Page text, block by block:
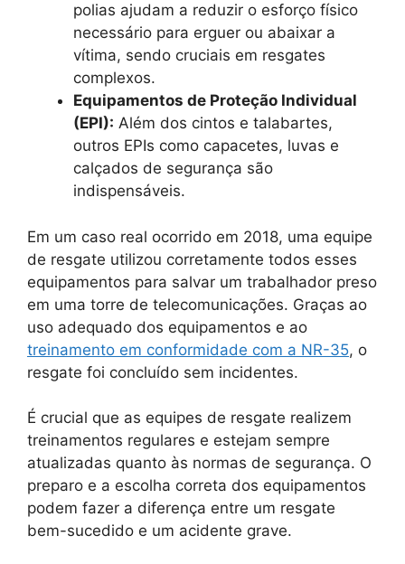
polias ajudam a reduzir o esforço físico
necessário para erguer ou abaixar a
vítima, sendo cruciais em resgates
complexos.
Equipamentos de Proteção Individual
(EPI): Além dos cintos e talabartes,
outros EPIs como capacetes, luvas e
calçados de segurança são
indispensáveis.
Em um caso real ocorrido em 2018, uma equipe
de resgate utilizou corretamente todos esses
equipamentos para salvar um trabalhador preso
em uma torre de telecomunicações. Graças ao
uso adequado dos equipamentos e ao
treinamento em conformidade com a NR-35, o
resgate foi concluído sem incidentes.
É crucial que as equipes de resgate realizem
treinamentos regulares e estejam sempre
atualizadas quanto às normas de segurança. O
preparo e a escolha correta dos equipamentos
podem fazer a diferença entre um resgate
bem-sucedido e um acidente grave.